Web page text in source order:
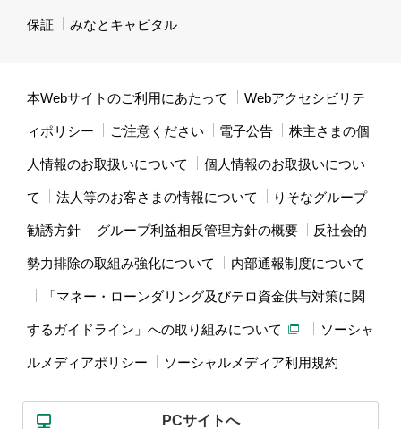
保証 みなとキャピタル
本Webサイトのご利用にあたって Webアクセシビリテ
ィポリシー ご注意ください 電子公告 株主さまの個
人情報のお取扱いについて 個人情報のお取扱いについ
て 法人等のお客さまの情報について りそなグループ
勧誘方針 グループ利益相反管理方針の概要 反社会的
勢力排除の取組み強化について 内部通報制度について
「マネー・ローンダリング及びテロ資金供与対策に関
するガイドライン」への取り組みについて ソーシャ
ルメディアポリシー ソーシャルメディア利用規約
PCサイトへ